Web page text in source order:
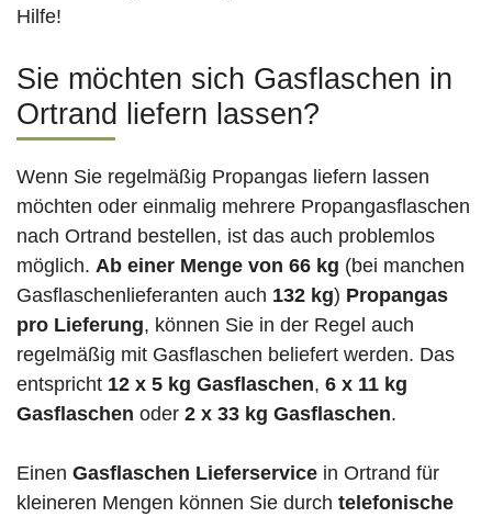
Hilfe!
Sie möchten sich Gasflaschen in
Ortrand liefern lassen?
Wenn Sie regelmäßig Propangas liefern lassen
möchten oder einmalig mehrere Propangasflaschen
nach Ortrand bestellen, ist das auch problemlos
möglich. Ab einer Menge von 66 kg (bei manchen
Gasflaschenlieferanten auch 132 kg) Propangas
pro Lieferung, können Sie in der Regel auch
regelmäßig mit Gasflaschen beliefert werden. Das
entspricht 12 x 5 kg Gasflaschen, 6 x 11 kg
Gasflaschen oder 2 x 33 kg Gasflaschen.
Einen Gasflaschen Lieferservice in Ortrand für
kleineren Mengen können Sie durch telefonische